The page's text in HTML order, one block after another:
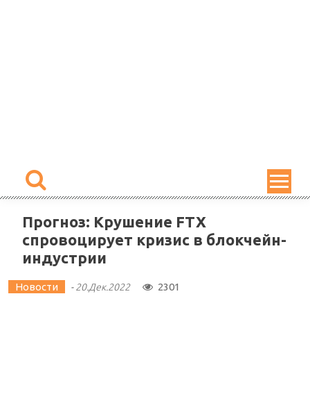
Прогноз: Крушение FTX
спровоцирует кризис в блокчейн-
индустрии
Новости -20.Дек.2022 2301